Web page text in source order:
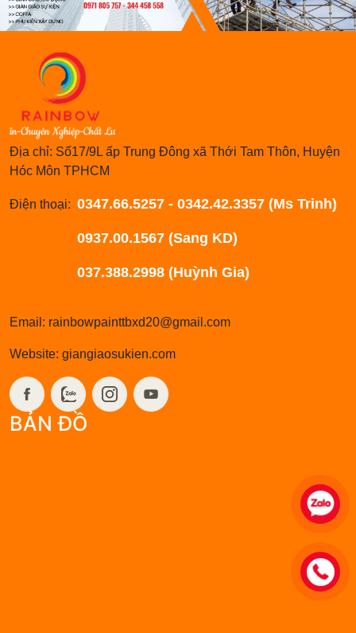
Địa chỉ: Số17/9L ấp Trung Đông xã Thới Tam Thôn, Huyện
Hóc Môn TPHCM
Điện thoại: 0347.66.5257 - 0342.42.3357 (Ms Trinh)
0937.00.1567 (Sang KD)
037.388.2998 (Huỳnh Gia)
Email: rainbowpainttbxd20@gmail.com
Website: giangiaosukien.com
BẢN ĐỒ